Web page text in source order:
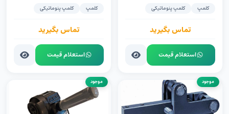
کلمپ کلمپ پنوماتیکی
تماس بگیرید
استعلام قیمت
کلمپ کلمپ پنوماتیکی
تماس بگیرید
استعلام قیمت
موجود موجود